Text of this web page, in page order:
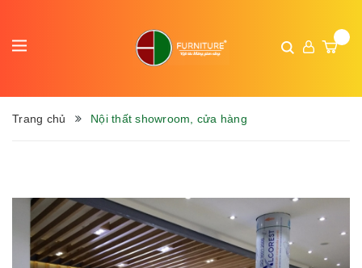
Trang chủ Nội thất showroom, cửa hàng